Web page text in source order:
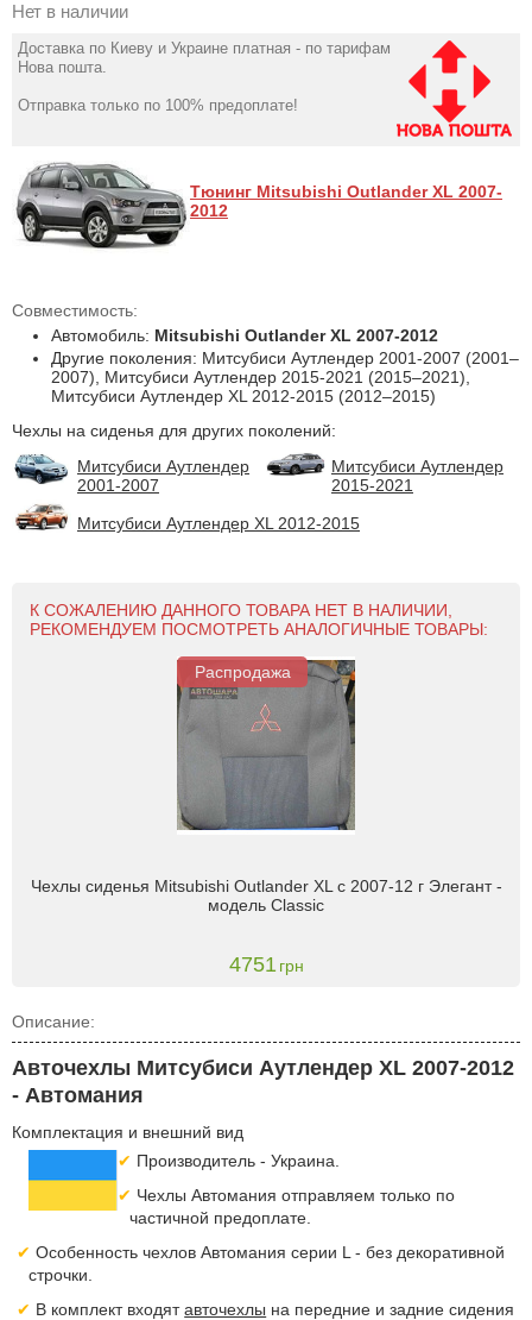
Нет в наличии
Доставка по Киеву и Украине платная - по тарифам
Нова пошта.
Отправка только по 100% предоплате!
Тюнинг Mitsubishi Outlander XL 2007-
2012
Совместимость:
Автомобиль: Mitsubishi Outlander XL 2007-2012
Другие поколения: Митсубиси Аутлендер 2001-2007 (2001–
2007), Митсубиси Аутлендер 2015-2021 (2015–2021),
Митсубиси Аутлендер XL 2012-2015 (2012–2015)
Чехлы на сиденья для других поколений:
Митсубиси Аутлендер
2001-2007
Митсубиси Аутлендер
2015-2021
Митсубиси Аутлендер XL 2012-2015
К СОЖАЛЕНИЮ ДАННОГО ТОВАРА НЕТ В НАЛИЧИИ,
РЕКОМЕНДУЕМ ПОСМОТРЕТЬ АНАЛОГИЧНЫЕ ТОВАРЫ:
Распродажа
Чехлы сиденья Mitsubishi Outlander XL c 2007-12 г Элегант -
модель Classic
4751 грн
Описание:
Авточехлы Митсубиси Аутлендер XL 2007-2012
- Автомания
Комплектация и внешний вид
Производитель - Украина.
Чехлы Автомания отправляем только по
частичной предоплате.
Особенность чехлов Автомания серии L - без декоративной
строчки.
В комплект входятавточехлы на передние и задние сидения